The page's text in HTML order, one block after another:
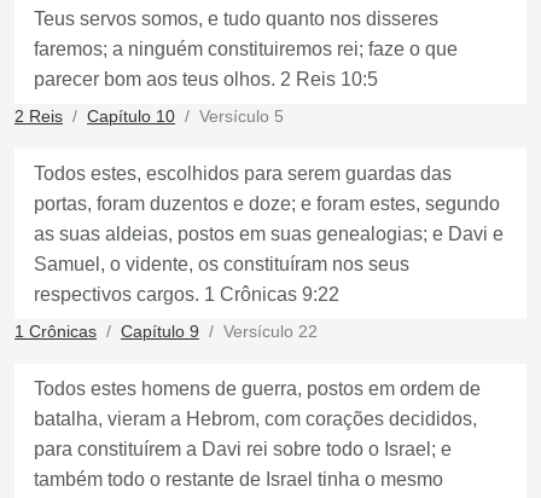
Teus servos somos, e tudo quanto nos disseres
faremos; a ninguém constituiremos rei; faze o que
parecer bom aos teus olhos. 2 Reis 10:5
2 Reis Capítulo 10 Versículo 5
Todos estes, escolhidos para serem guardas das
portas, foram duzentos e doze; e foram estes, segundo
as suas aldeias, postos em suas genealogias; e Davi e
Samuel, o vidente, os constituíram nos seus
respectivos cargos. 1 Crônicas 9:22
1 Crônicas Capítulo 9 Versículo 22
Todos estes homens de guerra, postos em ordem de
batalha, vieram a Hebrom, com corações decididos,
para constituírem a Davi rei sobre todo o Israel; e
também todo o restante de Israel tinha o mesmo